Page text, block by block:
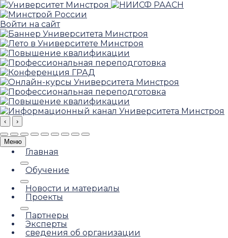
Войти на сайт
‹ ›
Меню
Главная
Обучение
Новости и материалы
Проекты
Партнеры
Эксперты
сведения об организации